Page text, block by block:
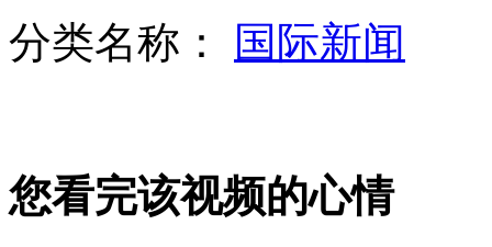
韩国单身汉挤爆相亲活动现场
分类名称：
国际新闻
您看完该视频的心情